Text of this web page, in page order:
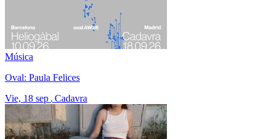
Música
Oval: Paula Felices
Vie, 18 sep Cadavra